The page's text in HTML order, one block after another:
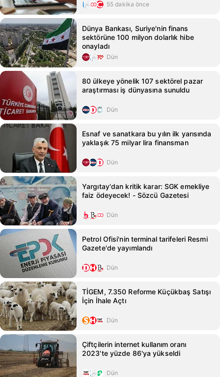
55 dakika önce
Dünya Bankası, Suriye'nin finans
sektörüne 100 milyon dolarlık hibe
onayladı
Dün
80 ülkeye yönelik 107 sektörel pazar
araştırması iş dünyasına sunuldu
Dün
Esnaf ve sanatkara bu yılın ilk yarısında
yaklaşık 75 milyar lira finansman
Dün
Yargıtay'dan kritik karar: SGK emekliye
faiz ödeyecek! - Sözcü Gazetesi
Dün
Petrol Ofisi'nin terminal tarifeleri Resmi
Gazete'de yayımlandı
Dün
TİGEM, 7.350 Reforme Küçükbaş Satışı
İçin İhale Açtı
Dün
Çiftçilerin internet kullanım oranı
2023'te yüzde 86'ya yükseldi
Dün